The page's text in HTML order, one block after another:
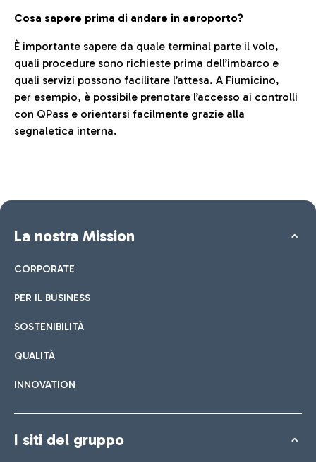
Cosa sapere prima di andare in aeroporto?
È importante sapere da quale terminal parte il volo,
quali procedure sono richieste prima dell’imbarco e
quali servizi possono facilitare l’attesa. A Fiumicino,
per esempio, è possibile prenotare l’accesso ai controlli
con QPass e orientarsi facilmente grazie alla
segnaletica interna.
La nostra Mission
CORPORATE
PER IL BUSINESS
SOSTENIBILITÀ
QUALITÀ
INNOVATION
I siti del gruppo